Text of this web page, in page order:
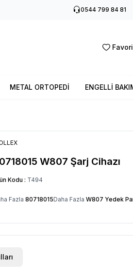
0544 799 84 81
METAL ORTOPEDİ ENGELLİ
W807 Şarj Cihazı
Kodu : T494
Fazla 80718015Daha Fazla W807 Yedek